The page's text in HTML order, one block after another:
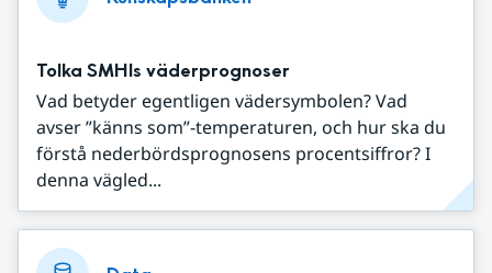
Tolka SMHIs väderprognoser
Vad betyder egentligen vädersymbolen? Vad
avser ”känns som”-temperaturen, och hur ska du
förstå nederbördsprognosens procentsiffror? I
denna vägled...